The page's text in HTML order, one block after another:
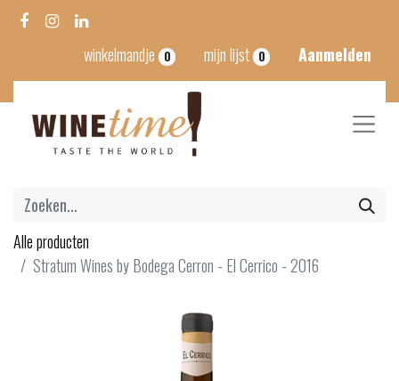
winkelmandje 0 mijn lijst 0 Aanmelden
Alle producten
Stratum Wines by Bodega Cerron - El Cerrico - 2016